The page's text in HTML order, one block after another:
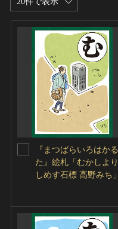
『まつばらいろはかる
た』絵札「むかしより
しめす石標 高野みち」